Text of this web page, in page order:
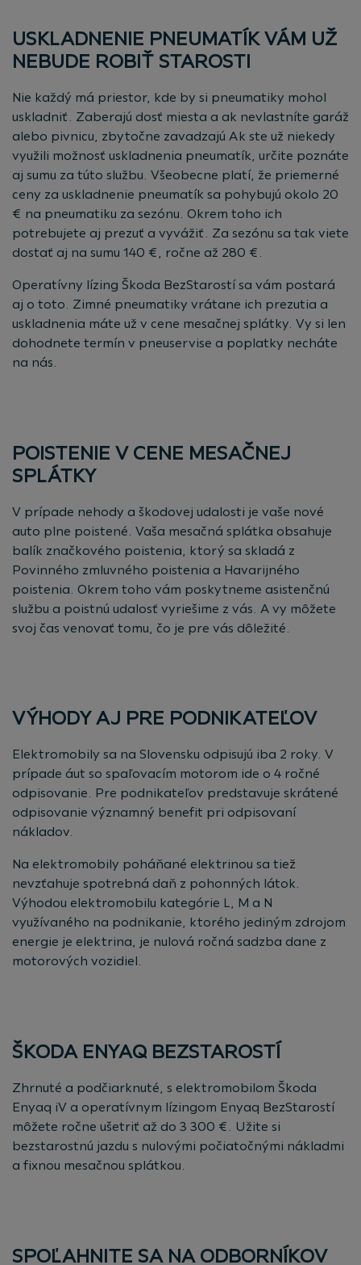
USKLADNENIE PNEUMATÍK VÁM UŽ
NEBUDE ROBIŤ STAROSTI
Nie každý má priestor, kde by si pneumatiky mohol
uskladniť. Zaberajú dosť miesta a ak nevlastníte garáž
alebo pivnicu, zbytočne zavadzajú Ak ste už niekedy
využili možnosť uskladnenia pneumatík, určite poznáte
aj sumu za túto službu. Všeobecne platí, že priemerné
ceny za uskladnenie pneumatík sa pohybujú okolo 20
€ na pneumatiku za sezónu. Okrem toho ich
potrebujete aj prezuť a vyvážiť. Za sezónu sa tak viete
dostať aj na sumu 140 €, ročne až 280 €.
Operatívny lízing Škoda BezStarostí sa vám postará
aj o toto. Zimné pneumatiky vrátane ich prezutia a
uskladnenia máte už v cene mesačnej splátky. Vy si len
dohodnete termín v pneuservise a poplatky necháte
na nás.
POISTENIE V CENE MESAČNEJ
SPLÁTKY
V prípade nehody a škodovej udalosti je vaše nové
auto plne poistené. Vaša mesačná splátka obsahuje
balík značkového poistenia, ktorý sa skladá z
Povinného zmluvného poistenia a Havarijného
poistenia. Okrem toho vám poskytneme asistenčnú
službu a poistnú udalosť vyriešime z vás. A vy môžete
svoj čas venovať tomu, čo je pre vás dôležité.
VÝHODY AJ PRE PODNIKATEĽOV
Elektromobily sa na Slovensku odpisujú iba 2 roky. V
prípade áut so spaľovacím motorom ide o 4 ročné
odpisovanie. Pre podnikateľov predstavuje skrátené
odpisovanie významný benefit pri odpisovaní
nákladov.
Na elektromobily poháňané elektrinou sa tiež
nevzťahuje spotrebná daň z pohonných látok.
Výhodou elektromobilu kategórie L, M a N
využívaného na podnikanie, ktorého jediným zdrojom
energie je elektrina, je nulová ročná sadzba dane z
motorových vozidiel.
ŠKODA ENYAQ BEZSTAROSTÍ
Zhrnuté a podčiarknuté, s elektromobilom Škoda
Enyaq iV a operatívnym lízingom Enyaq BezStarostí
môžete ročne ušetriť až do 3 300 €. Užite si
bezstarostnú jazdu s nulovými počiatočnými nákladmi
a fixnou mesačnou splátkou.
SPOĽAHNITE SA NA ODBORNÍKOV